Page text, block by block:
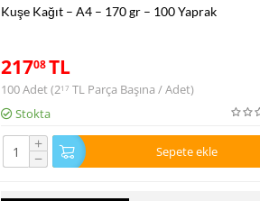
Kuşe Kağıt – A4 – 170 gr – 100 Yaprak
21708TL
100 Adet (217 TLParça Başına / Adet)
Stokta
+
− Sepete ekle